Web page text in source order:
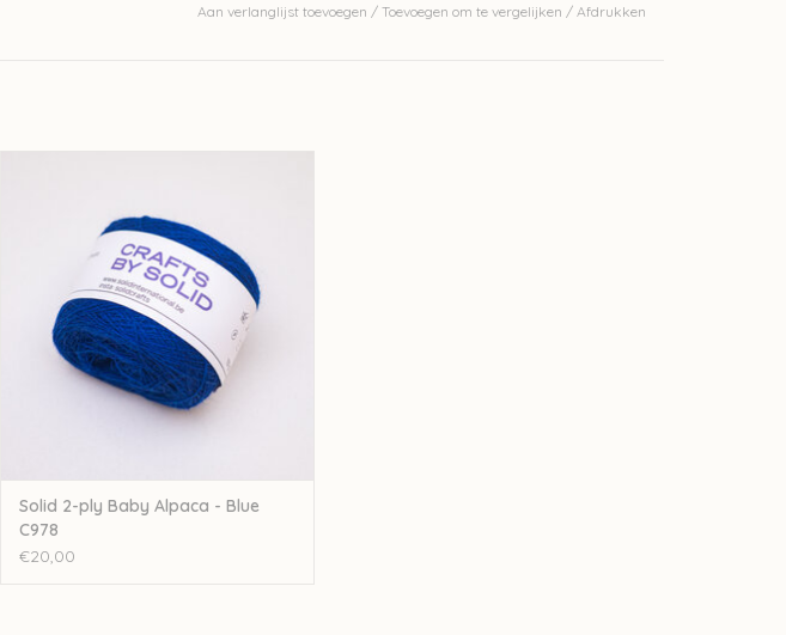
Aan verlanglijst toevoegen / Toevoegen om te vergelijken / Afdrukken
Solid 2-ply Baby Alpaca - Blue
C978
€20,00